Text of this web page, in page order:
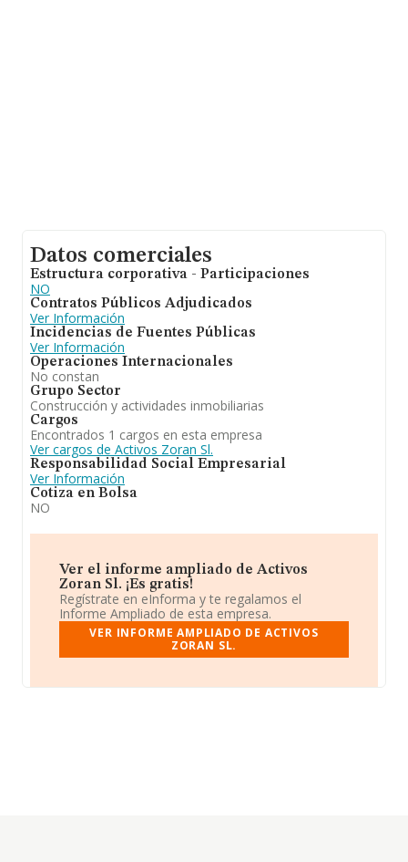
Datos comerciales
Estructura corporativa - Participaciones
NO
Contratos Públicos Adjudicados
Ver Información
Incidencias de Fuentes Públicas
Ver Información
Operaciones Internacionales
No constan
Grupo Sector
Construcción y actividades inmobiliarias
Cargos
Encontrados 1 cargos en esta empresa
Ver cargos de Activos Zoran Sl.
Responsabilidad Social Empresarial
Ver Información
Cotiza en Bolsa
NO
Ver el informe ampliado de Activos
Zoran Sl. ¡Es gratis!
Regístrate en eInforma y te regalamos el
Informe Ampliado de esta empresa.
VER INFORME AMPLIADO DE ACTIVOS
ZORAN SL.